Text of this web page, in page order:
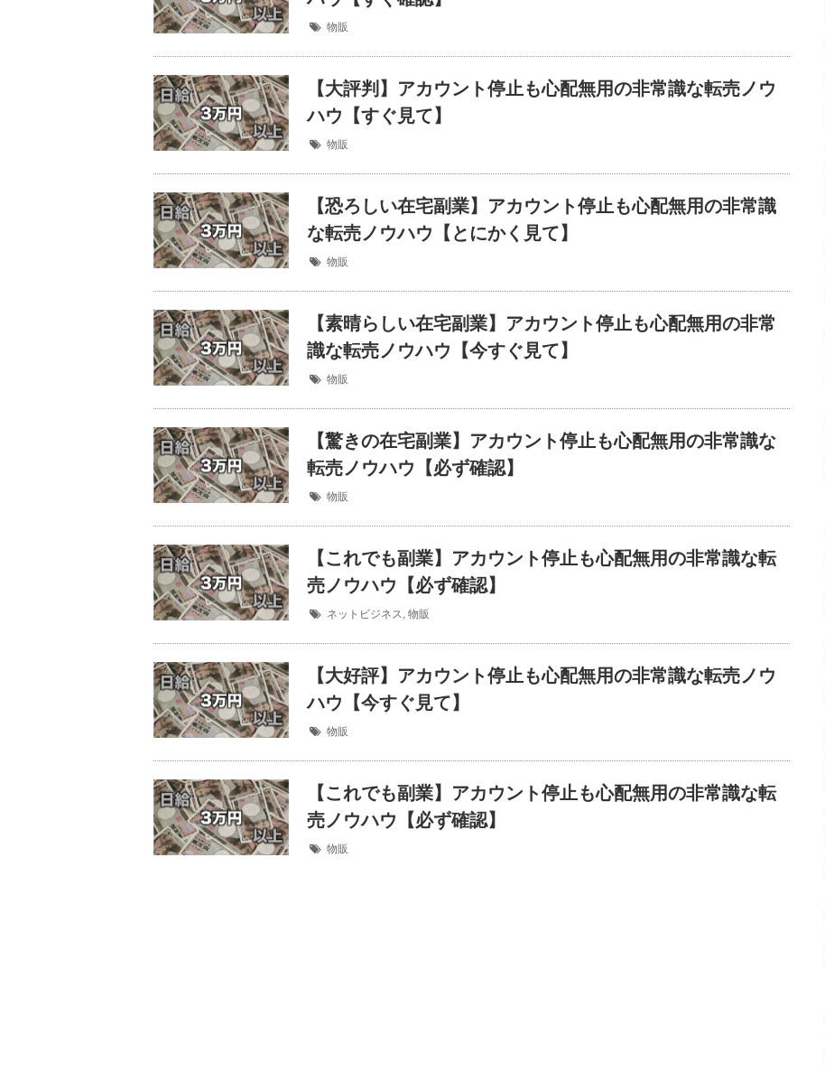
物販
【大評判】アカウント停止も心配無用の非常識な転売ノウ
ハウ【すぐ見て】
物販
【恐ろしい在宅副業】アカウント停止も心配無用の非常識
な転売ノウハウ【とにかく見て】
物販
【素晴らしい在宅副業】アカウント停止も心配無用の非常
識な転売ノウハウ【今すぐ見て】
物販
【驚きの在宅副業】アカウント停止も心配無用の非常識な
転売ノウハウ【必ず確認】
物販
【これでも副業】アカウント停止も心配無用の非常識な転
売ノウハウ【必ず確認】
ネットビジネス, 物販
【大好評】アカウント停止も心配無用の非常識な転売ノウ
ハウ【今すぐ見て】
物販
【これでも副業】アカウント停止も心配無用の非常識な転
売ノウハウ【必ず確認】
物販